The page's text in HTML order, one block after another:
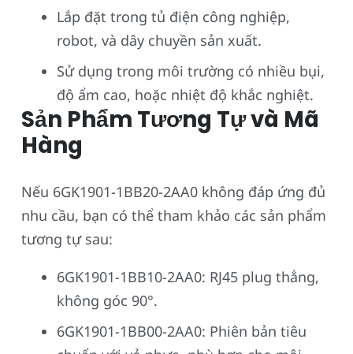
Lắp đặt trong tủ điện công nghiệp,
robot, và dây chuyền sản xuất.
Sử dụng trong môi trường có nhiều bụi,
độ ẩm cao, hoặc nhiệt độ khắc nghiệt.
Sản Phẩm Tương Tự và Mã
Hàng
Nếu 6GK1901-1BB20-2AA0 không đáp ứng đủ
nhu cầu, bạn có thể tham khảo các sản phẩm
tương tự sau:
6GK1901-1BB10-2AA0: RJ45 plug thẳng,
không góc 90°.
6GK1901-1BB00-2AA0: Phiên bản tiêu